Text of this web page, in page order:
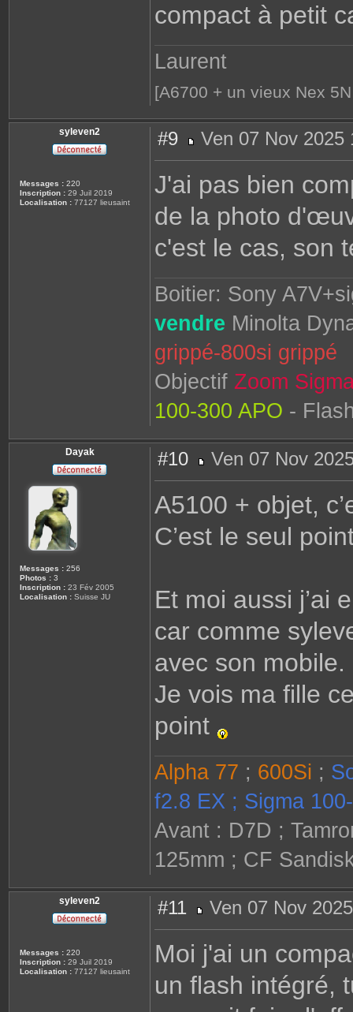
compact à petit
Laurent
[A6700 + un vieux Nex
syleven2
Messages : 220
Inscription : 29 Juil 2019
Localisation : 77127 lieusaint
#9
e
Ven 07 Nov 2025
J'ai pas bien
de la photo
c'est le cas, son
Boitier: Sony
vendre Minolta
grippé-800si grippé
Objectif Zoom
100-300 APO -
Dayak
Messages : 256
Photos : 3
Inscription : 23 Fév 2005
Localisation : Suisse JU
#10
e
s
a
Ven 07 Nov
A5100 + objet,
C’est le seul
Et moi aussi j’ai
car comme
avec son mobile.
Je vois ma fille
point
Alpha 77 ; 600Si ;
f2.8 EX ; Sigma
Avant : D7D ;
125mm ; CF
syleven2
Messages : 220
Inscription : 29 Juil 2019
Localisation : 77127 lieusaint
#11
e
s
g
Ven 07 Nov
Moi j'ai un
un flash intégré,